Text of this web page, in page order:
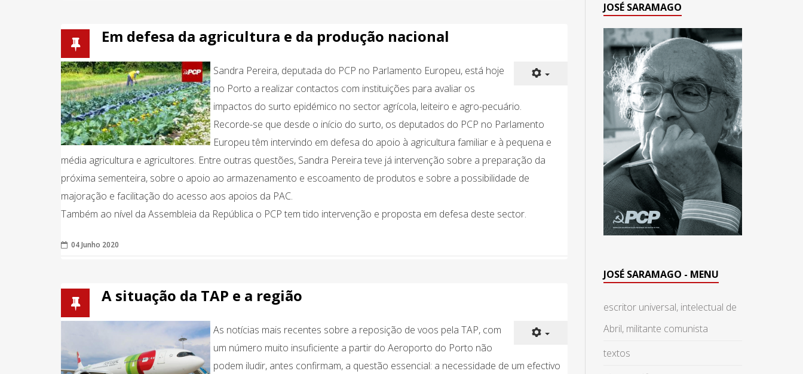
Em defesa da agricultura e da produção nacional
Sandra Pereira, deputada do PCP no Parlamento Europeu, está hoje
no Porto a realizar contactos com instituições para avaliar os
impactos do surto epidémico no sector agrícola, leiteiro e agro-pecuário.
Recorde-se que desde o início do surto, os deputados do PCP no Parlamento
Europeu têm intervindo em defesa do apoio à agricultura familiar e à pequena e
média agricultura e agricultores. Entre outras questões, Sandra Pereira teve já intervenção sobre a preparação da
próxima sementeira, sobre o apoio ao armazenamento e escoamento de produtos e sobre a possibilidade de
majoração e facilitação do acesso aos apoios da PAC.
Também ao nível da Assembleia da República o PCP tem tido intervenção e proposta em defesa deste sector.
04 Junho 2020
A situação da TAP e a região
As notícias mais recentes sobre a reposição de voos pela TAP, com
um número muito insuficiente a partir do Aeroporto do Porto não
podem iludir, antes confirmam, a questão essencial: a necessidade de um efectivo
JOSÉ SARAMAGO
JOSÉ SARAMAGO - MENU
escritor universal, intelectual de
Abril, militante comunista
textos